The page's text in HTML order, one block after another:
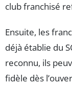
club franchisé
Ensuite, les
déjà établie du
reconnu, ils
fidèle dès